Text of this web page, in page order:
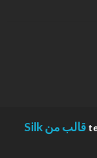
قالب من Silk